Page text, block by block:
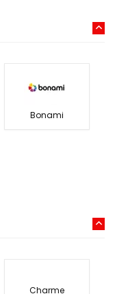
Bonami
Charme